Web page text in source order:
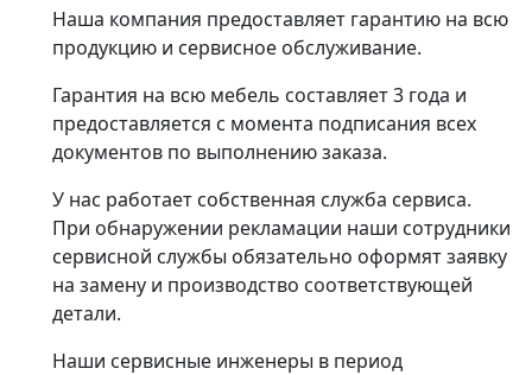
Наша компания предоставляет гарантию на всю
продукцию и сервисное обслуживание.
Гарантия на всю мебель составляет 3 года и
предоставляется с момента подписания всех
документов по выполнению заказа.
У нас работает собственная служба сервиса.
При обнаружении рекламации наши сотрудники
сервисной службы обязательно оформят заявку
на замену и производство соответствующей
детали.
Наши сервисные инженеры в период